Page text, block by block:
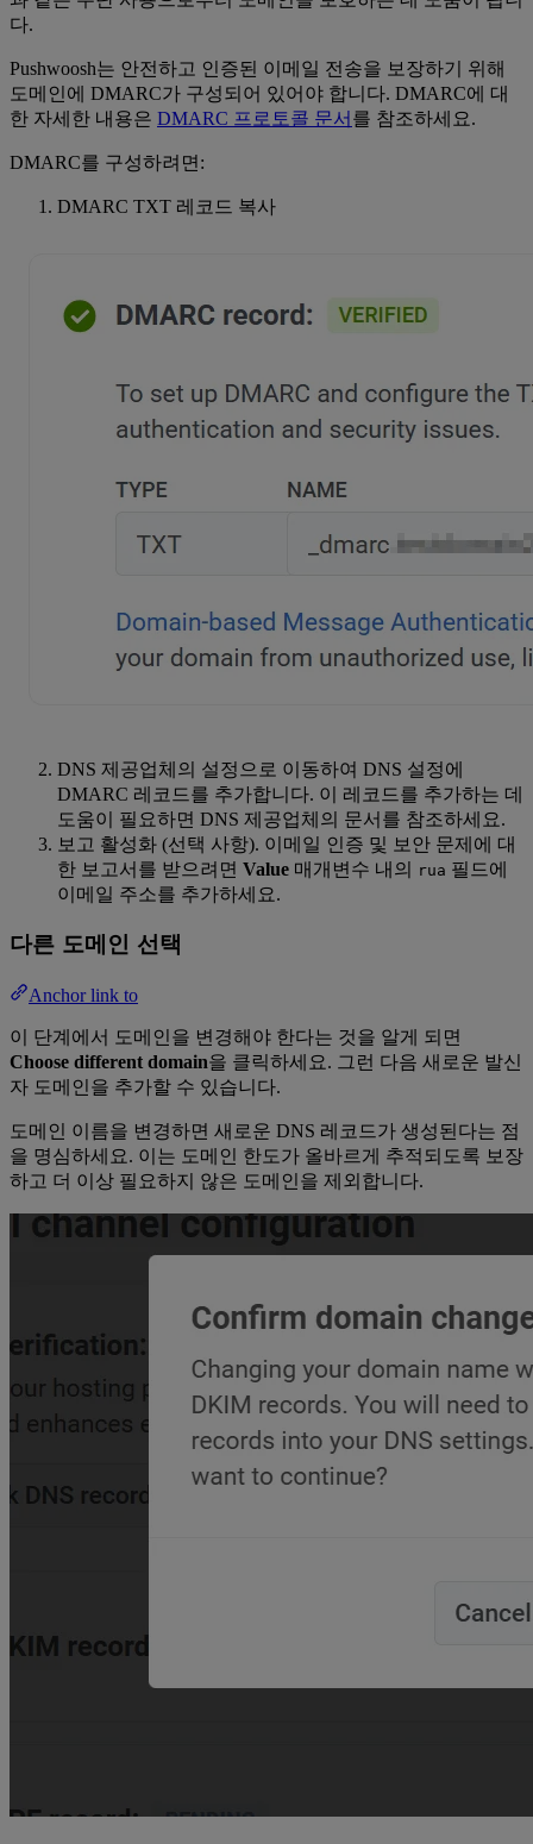
다.
Pushwoosh는 안전하고 인증된 이메일 전송을 보장하기 위해
도메인에 DMARC가 구성되어 있어야 합니다. DMARC에 대
한 자세한 내용은 DMARC 프로토콜 문서 를 참조하세요.
DMARC를 구성하려면:
DMARC TXT 레코드 복사
DNS 제공업체의 설정으로 이동하여 DNS 설정에
DMARC 레코드를 추가합니다. 이 레코드를 추가하는 데
도움이 필요하면 DNS 제공업체의 문서를 참조하세요.
보고 활성화 (선택 사항). 이메일 인증 및 보안 문제에 대
한 보고서를 받으려면 Value 매개변수 내의 rua 필드에
이메일 주소를 추가하세요.
다른 도메인 선택
Anchor link to
이 단계에서 도메인을 변경해야 한다는 것을 알게 되면
Choose different domain을 클릭하세요. 그런 다음 새로운 발신
자 도메인을 추가할 수 있습니다.
도메인 이름을 변경하면 새로운 DNS 레코드가 생성된다는 점
을 명심하세요. 이는 도메인 한도가 올바르게 추적되도록 보장
하고 더 이상 필요하지 않은 도메인을 제외합니다.